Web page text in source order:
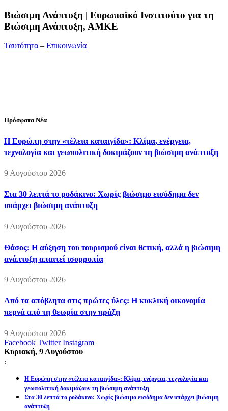
Bιώσιμη Ανάπτυξη | Ευρωπαϊκό Ινστιτούτο για τη
Βιώσιμη Ανάπτυξη, ΑΜΚΕ
Ταυτότητα – Επικοινωνία
Πρόσφατα Νέα
Η Ευρώπη στην «τέλεια καταιγίδα»: Κλίμα, ενέργεια,
τεχνολογία και γεωπολιτική δοκιμάζουν τη βιώσιμη ανάπτυξη
9 Αυγούστου 2026
Στα 30 λεπτά το ροδάκινο: Χωρίς βιώσιμο εισόδημα δεν
υπάρχει βιώσιμη ανάπτυξη
9 Αυγούστου 2026
Θάσος: Η αύξηση του τουρισμού είναι θετική, αλλά η βιώσιμη
ανάπτυξη απαιτεί ισορροπία
9 Αυγούστου 2026
Από τα απόβλητα στις πρώτες ύλες: Η κυκλική οικονομία
περνά από τη θεωρία στην πράξη
9 Αυγούστου 2026
Facebook Twitter Instagram
Κυριακή, 9 Αυγούστου
:
Η Ευρώπη στην «τέλεια καταιγίδα»: Κλίμα, ενέργεια, τεχνολογία και
γεωπολιτική δοκιμάζουν τη βιώσιμη ανάπτυξη
Στα 30 λεπτά το ροδάκινο: Χωρίς βιώσιμο εισόδημα δεν υπάρχει βιώσιμη
ανάπτυξη